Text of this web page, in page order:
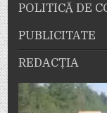
POLITICĂ DE
PUBLICITATE
REDACȚIA